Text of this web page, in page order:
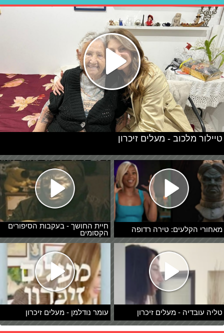
מאחורי הקלעים: טירה רדופה
חיית החושך - בעקבות הסיפורים
הקסומים
טליה עובדיה - מעלים זיכרון עומר נודלמן - מעלים זיכרון
טיילור מלכוב - מעלים זיכרון